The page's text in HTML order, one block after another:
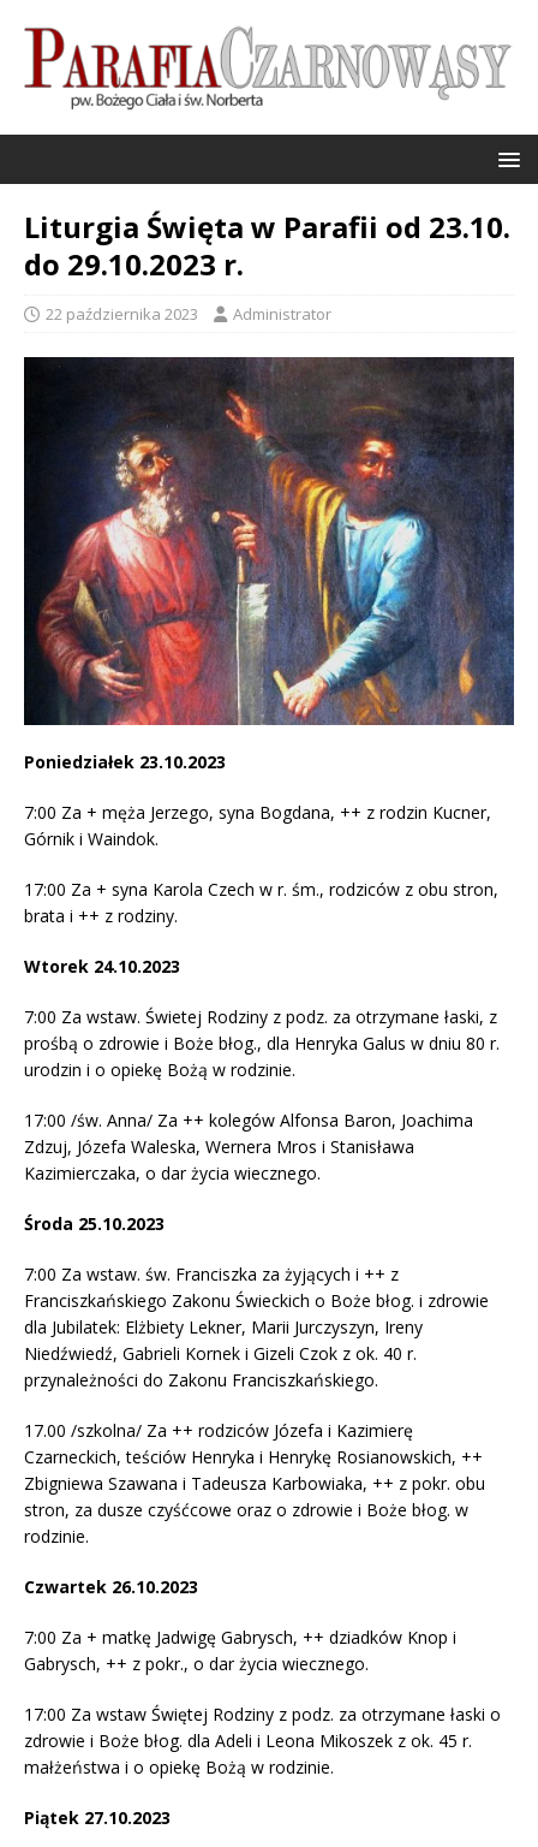
Liturgia Święta w Parafii od 23.10.
do 29.10.2023 r.
22 października 2023 Administrator
Poniedziałek 23.10.2023
7:00 Za + męża Jerzego, syna Bogdana, ++ z rodzin Kucner,
Górnik i Waindok.
17:00 Za + syna Karola Czech w r. śm., rodziców z obu stron,
brata i ++ z rodziny.
Wtorek 24.10.2023
7:00 Za wstaw. Świetej Rodziny z podz. za otrzymane łaski, z
prośbą o zdrowie i Boże błog., dla Henryka Galus w dniu 80 r.
urodzin i o opiekę Bożą w rodzinie.
17:00 /św. Anna/ Za ++ kolegów Alfonsa Baron, Joachima
Zdzuj, Józefa Waleska, Wernera Mros i Stanisława
Kazimierczaka, o dar życia wiecznego.
Środa 25.10.2023
7:00 Za wstaw. św. Franciszka za żyjących i ++ z
Franciszkańskiego Zakonu Świeckich o Boże błog. i zdrowie
dla Jubilatek: Elżbiety Lekner, Marii Jurczyszyn, Ireny
Niedźwiedź, Gabrieli Kornek i Gizeli Czok z ok. 40 r.
przynależności do Zakonu Franciszkańskiego.
17.00 /szkolna/ Za ++ rodziców Józefa i Kazimierę
Czarneckich, teściów Henryka i Henrykę Rosianowskich, ++
Zbigniewa Szawana i Tadeusza Karbowiaka, ++ z pokr. obu
stron, za dusze czyśćcowe oraz o zdrowie i Boże błog. w
rodzinie.
Czwartek 26.10.2023
7:00 Za + matkę Jadwigę Gabrysch, ++ dziadków Knop i
Gabrysch, ++ z pokr., o dar życia wiecznego.
17:00 Za wstaw Świętej Rodziny z podz. za otrzymane łaski o
zdrowie i Boże błog. dla Adeli i Leona Mikoszek z ok. 45 r.
małżeństwa i o opiekę Bożą w rodzinie.
Piątek 27.10.2023